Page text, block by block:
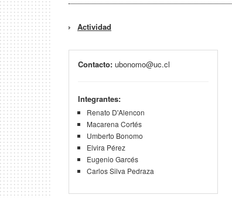
Actividad
Contacto: ubonomo@uc.cl
Integrantes:
Renato D'Alencon
Macarena Cortés
Umberto Bonomo
Elvira Pérez
Eugenio Garcés
Carlos Silva Pedraza